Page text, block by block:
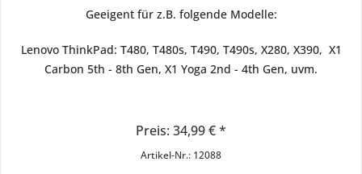
Geeigent für z.B. folgende Modelle:
Lenovo ThinkPad: T480, T480s, T490, T490s, X280, X390, X1
Carbon 5th - 8th Gen, X1 Yoga 2nd - 4th Gen, uvm.
Preis: 34,99 € *
Artikel-Nr.: 12088